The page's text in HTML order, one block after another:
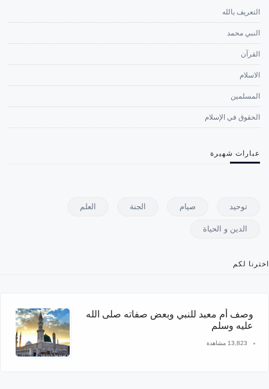
التعريف بالله
النبي محمد
القرآن
الاسلام
المسلمين
الحقوق في الإسلام
عبارات شهيرة
توحيد صيام الجنة العلم
الدين و الحياة
اخترنا لكم
وصف أم معبد للنبي وبعض صفاته صلى الله
عليه وسلم
13,823 مشاهدة